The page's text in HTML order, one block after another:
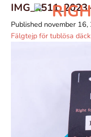
Published november
Fälgtejp för tublösa däck